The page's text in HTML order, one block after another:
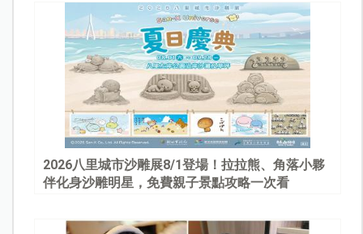
2026八里城市沙雕展8/1登場！拉拉熊、角落小夥
伴化身沙雕明星，免費親子景點攻略一次看